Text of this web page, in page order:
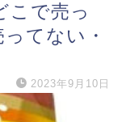
こで売っ
てない・
2023年9月10日